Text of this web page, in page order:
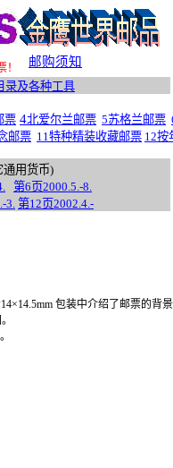
邮购须知
录及各种工具
票 4北爱尔兰邮票 5苏格兰邮票
邮票 11特种精装收藏邮票 12按
通用货币)
第6 页2000.5.-8.
3. 第12 页2002.4.-
×14.5mm 包装中介绍了邮票的背景